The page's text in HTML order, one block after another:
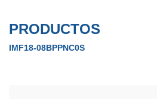
PRODUCTOS
IMF18-08BPPNC0S